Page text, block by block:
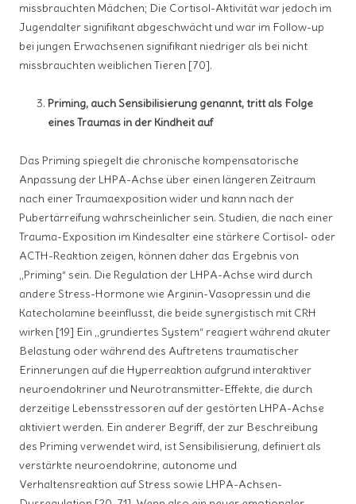
missbrauchten Mädchen; Die Cortisol-Aktivität war jedoch im
Jugendalter signifikant abgeschwächt und war im Follow-up
bei jungen Erwachsenen signifikant niedriger als bei nicht
missbrauchten weiblichen Tieren [70].
Priming, auch Sensibilisierung genannt, tritt als Folge
eines Traumas in der Kindheit auf
Das Priming spiegelt die chronische kompensatorische
Anpassung der LHPA-Achse über einen längeren Zeitraum
nach einer Traumaexposition wider und kann nach der
Pubertärreifung wahrscheinlicher sein. Studien, die nach einer
Trauma-Exposition im Kindesalter eine stärkere Cortisol- oder
ACTH-Reaktion zeigen, können daher das Ergebnis von
„Priming“ sein. Die Regulation der LHPA-Achse wird durch
andere Stress-Hormone wie Arginin-Vasopressin und die
Katecholamine beeinflusst, die beide synergistisch mit CRH
wirken [19] Ein „grundiertes System“ reagiert während akuter
Belastung oder während des Auftretens traumatischer
Erinnerungen auf die Hyperreaktion aufgrund interaktiver
neuroendokriner und Neurotransmitter-Effekte, die durch
derzeitige Lebensstressoren auf der gestörten LHPA-Achse
aktiviert werden. Ein anderer Begriff, der zur Beschreibung
des Priming verwendet wird, ist Sensibilisierung, definiert als
verstärkte neuroendokrine, autonome und
Verhaltensreaktion auf Stress sowie LHPA-Achsen-